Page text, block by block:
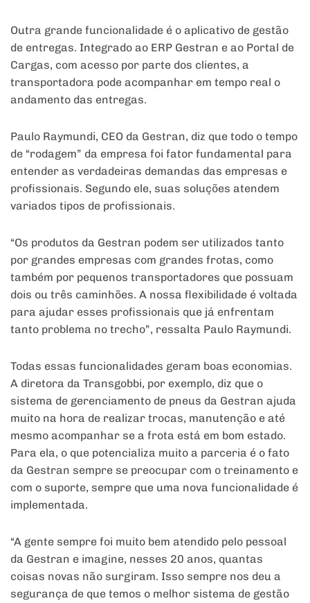
Outra grande funcionalidade é o aplicativo de gestão
de entregas. Integrado ao ERP Gestran e ao Portal de
Cargas, com acesso por parte dos clientes, a
transportadora pode acompanhar em tempo real o
andamento das entregas.
Paulo Raymundi, CEO da Gestran, diz que todo o tempo
de “rodagem” da empresa foi fator fundamental para
entender as verdadeiras demandas das empresas e
profissionais. Segundo ele, suas soluções atendem
variados tipos de profissionais.
“Os produtos da Gestran podem ser utilizados tanto
por grandes empresas com grandes frotas, como
também por pequenos transportadores que possuam
dois ou três caminhões. A nossa flexibilidade é voltada
para ajudar esses profissionais que já enfrentam
tanto problema no trecho”, ressalta Paulo Raymundi.
Todas essas funcionalidades geram boas economias.
A diretora da Transgobbi, por exemplo, diz que o
sistema de gerenciamento de pneus da Gestran ajuda
muito na hora de realizar trocas, manutenção e até
mesmo acompanhar se a frota está em bom estado.
Para ela, o que potencializa muito a parceria é o fato
da Gestran sempre se preocupar com o treinamento e
com o suporte, sempre que uma nova funcionalidade é
implementada.
“A gente sempre foi muito bem atendido pelo pessoal
da Gestran e imagine, nesses 20 anos, quantas
coisas novas não surgiram. Isso sempre nos deu a
segurança de que temos o melhor sistema de gestão